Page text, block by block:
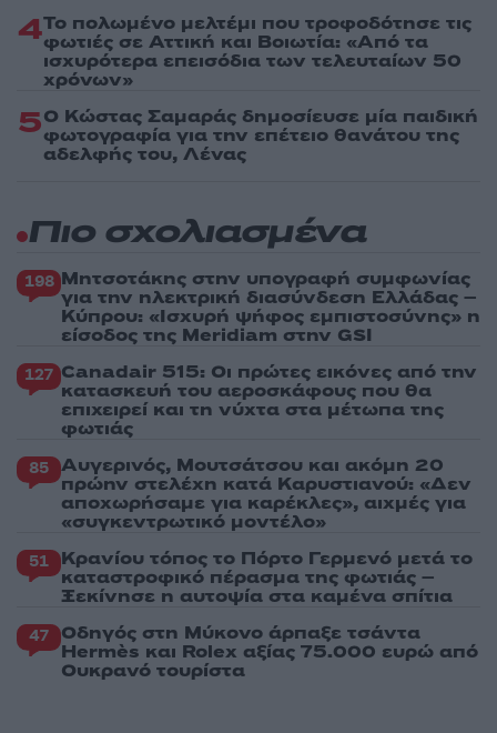
4Το πολωμένο μελτέμι που τροφοδότησε τις
φωτιές σε Αττική και Βοιωτία: «Από τα
ισχυρότερα επεισόδια των τελευταίων 50
χρόνων»
5Ο Κώστας Σαμαράς δημοσίευσε μία παιδική
φωτογραφία για την επέτειο θανάτου της
αδελφής του, Λένας
Πιο σχολιασμένα
198 Μητσοτάκης στην υπογραφή συμφωνίας
για την ηλεκτρική διασύνδεση Ελλάδας –
Κύπρου: «Ισχυρή ψήφος εμπιστοσύνης» η
είσοδος της Meridiam στην GSI
127 Canadair 515: Οι πρώτες εικόνες από την
κατασκευή του αεροσκάφους που θα
επιχειρεί και τη νύχτα στα μέτωπα της
φωτιάς
85 Αυγερινός, Μουτσάτσου και ακόμη 20
πρώην στελέχη κατά Καρυστιανού: «Δεν
αποχωρήσαμε για καρέκλες», αιχμές για
«συγκεντρωτικό μοντέλο»
51 Κρανίου τόπος το Πόρτο Γερμενό μετά το
καταστροφικό πέρασμα της φωτιάς –
Ξεκίνησε η αυτοψία στα καμένα σπίτια
47 Οδηγός στη Μύκονο άρπαξε τσάντα
Hermès και Rolex αξίας 75.000 ευρώ από
Ουκρανό τουρίστα